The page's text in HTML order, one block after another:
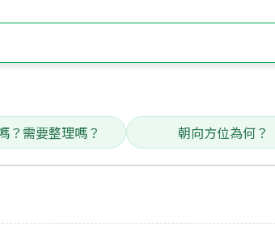
？需要整理嗎？ 朝向方位為何？